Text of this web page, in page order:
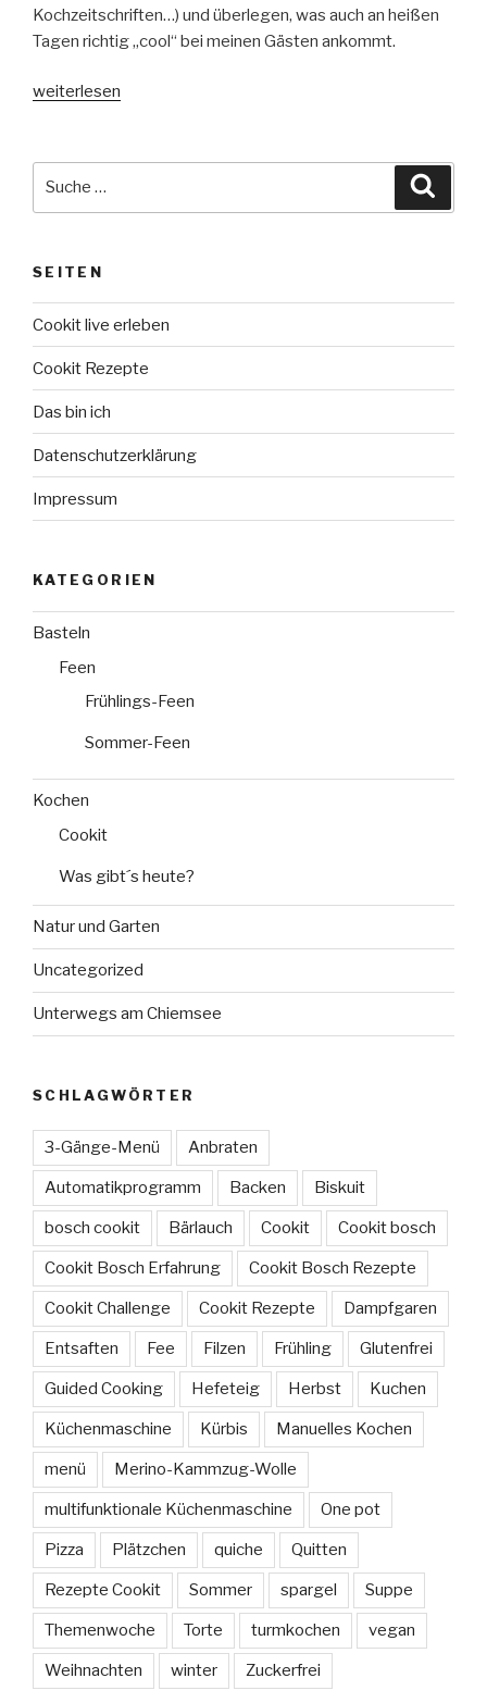
Kochzeitschriften…) und überlegen, was auch an heißen
Tagen richtig „cool“ bei meinen Gästen ankommt.
„Ein
3-
Gänge.
Menü
für
heiße
Tage“
weiterlesen
SEITEN
Cookit live erleben
Cookit Rezepte
Das bin ich
Datenschutzerklärung
Impressum
KATEGORIEN
Basteln
Feen
Frühlings-Feen
Sommer-Feen
Kochen
Cookit
Was gibt´s heute?
Natur und Garten
Uncategorized
Unterwegs am Chiemsee
SCHLAGWÖRTER
3-Gänge-Menü Anbraten
Automatikprogramm Backen Biskuit
bosch cookit Bärlauch Cookit Cookit bosch
Cookit Bosch Erfahrung Cookit Bosch Rezepte
Cookit Challenge Cookit Rezepte Dampfgaren
Entsaften Fee Filzen Frühling Glutenfrei
Guided Cooking Hefeteig Herbst Kuchen
Küchenmaschine Kürbis Manuelles Kochen
menü Merino-Kammzug-Wolle
multifunktionale Küchenmaschine One pot
Pizza Plätzchen quiche Quitten
Rezepte Cookit Sommer spargel Suppe
Themenwoche Torte turmkochen vegan
Weihnachten winter Zuckerfrei